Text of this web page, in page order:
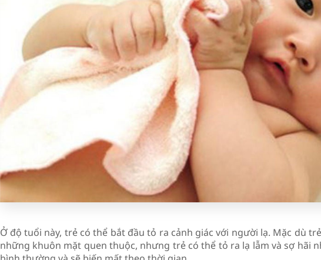
Ở độ tuổi này, trẻ có thể bắt đầu tỏ ra cảnh giác với người lạ. Mặc dù
những khuôn mặt quen thuộc, nhưng trẻ có thể tỏ ra lạ lẫm và sợ hãi